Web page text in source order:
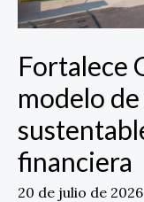
Fortalece
modelo
financiera
20 de julio de 2026
financiera